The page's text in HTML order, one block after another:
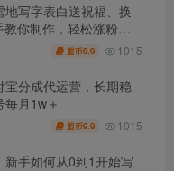
写字表白送祝福、换
你制作，轻松涨粉
盟币9.9 1015
分成代运营，长期稳
月1w＋
盟币9.9 1015
新手如何从0到1开始写